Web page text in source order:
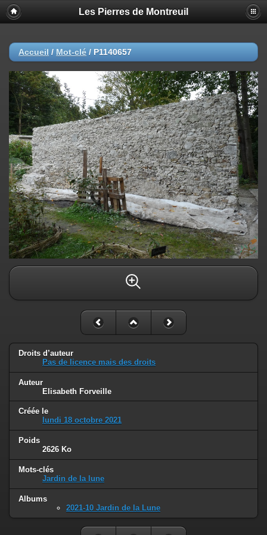
Les Pierres de Montreuil
Accueil / Mot-clé / P1140657
Droits d’auteur
Pas de licence mais des droits
Auteur
Elisabeth Forveille
Créée le
lundi 18 octobre 2021
Poids
2626 Ko
Mots-clés
Jardin de la lune
Albums
2021-10 Jardin de la Lune